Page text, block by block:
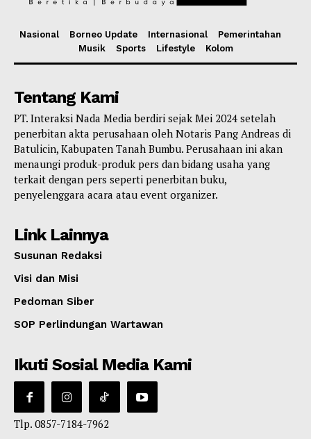
Nasional Borneo Update Internasional
Pemerintahan
Musik
Sports Lifestyle Kolom
Tentang Kami
PT. Interaksi Nada Media berdiri sejak Mei 2024 setelah
penerbitan akta perusahaan oleh Notaris Pang Andreas di
Batulicin, Kabupaten Tanah Bumbu. Perusahaan ini akan
menaungi produk-produk pers dan bidang usaha yang
terkait dengan pers seperti penerbitan buku,
penyelenggara acara atau event organizer.
Link Lainnya
Susunan Redaksi
Visi dan Misi
Pedoman Siber
SOP Perlindungan Wartawan
Ikuti Sosial Media Kami
Tlp. 0857-7184-7962